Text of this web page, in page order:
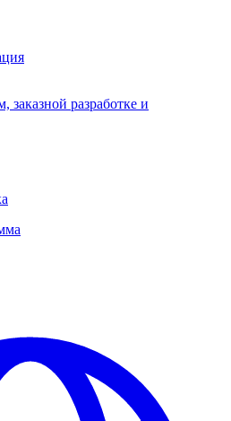
заказной разработке и